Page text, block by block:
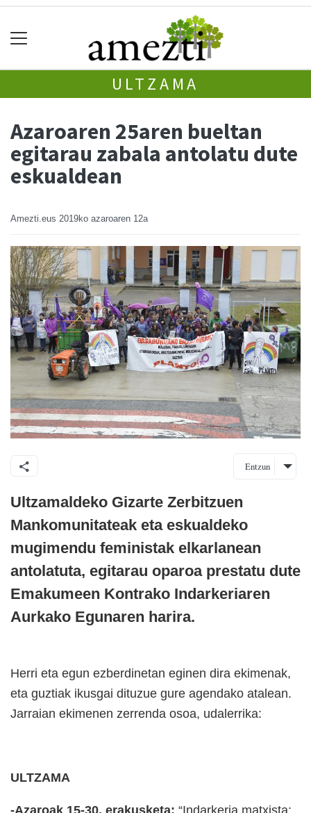
ULTZAMA
Azaroaren 25aren bueltan
egitarau zabala antolatu dute
eskualdean
Amezti.eus 2019ko azaroaren 12a
Entzun
Ultzamaldeko Gizarte Zerbitzuen
Mankomunitateak eta eskualdeko
mugimendu feministak elkarlanean
antolatuta, egitarau oparoa prestatu dute
Emakumeen Kontrako Indarkeriaren
Aurkako Egunaren harira.
Herri eta egun ezberdinetan eginen dira ekimenak,
eta guztiak ikusgai dituzue gure agendako atalean.
Jarraian ekimenen zerrenda osoa, udalerrika:
ULTZAMA
-Azaroak 15-30, erakusketa: “Indarkeria matxista: